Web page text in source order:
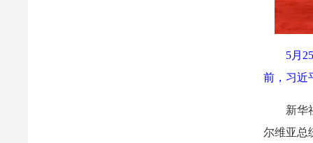
5月
前，习近
新华
尔维亚总